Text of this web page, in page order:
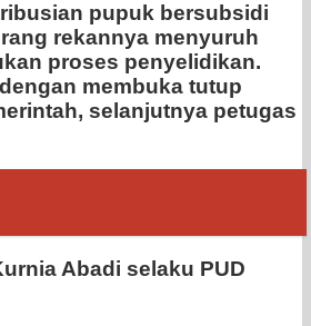
pupuk bersubsidi
rekannya menyuruh
proses penyelidikan.
membuka tutup
selanjutnya petugas
Abadi selaku PUD